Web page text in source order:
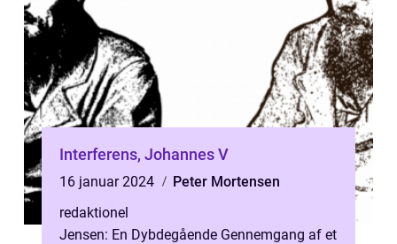
Interferens, Johannes V
16 januar 2024
Peter Mortensen
redaktionel
Jensen: En Dybdegående Gennemgang af et